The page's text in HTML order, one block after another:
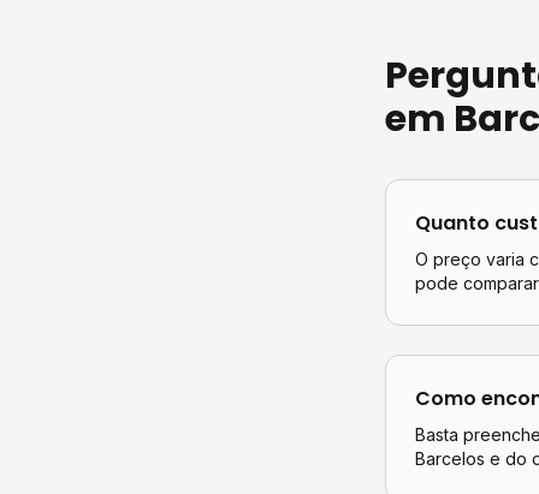
em
Quanto
O preço varia
pode
Como
Basta
Barcelos e do